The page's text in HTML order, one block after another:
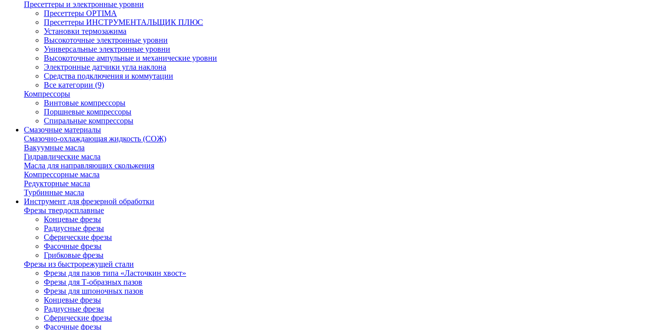
Пресеттеры и электронные уровни
Пресеттеры OPTIMA
Пресеттеры ИНСТРУМЕНТАЛЬЩИК ПЛЮС
Установки термозажима
Высокоточные электронные уровни
Универсальные электронные уровни
Высокоточные ампульные и механические уровни
Электронные датчики угла наклона
Средства подключения и коммутации
Все категории (9)
Компрессоры
Винтовые компрессоры
Поршневые компрессоры
Спиральные компрессоры
Смазочные материалы
Смазочно-охлаждающая жидкость (СОЖ)
Вакуумные масла
Гидравлические масла
Масла для направляющих скольжения
Компрессорные масла
Редукторные масла
Турбинные масла
Инструмент для фрезерной обработки
Фрезы твердосплавные
Концевые фрезы
Радиусные фрезы
Сферические фрезы
Фасочные фрезы
Грибковые фрезы
Фрезы из быстрорежущей стали
Фрезы для пазов типа «Ласточкин хвост»
Фрезы для Т-образных пазов
Фрезы для шпоночных пазов
Концевые фрезы
Радиусные фрезы
Сферические фрезы
Фасочные фрезы